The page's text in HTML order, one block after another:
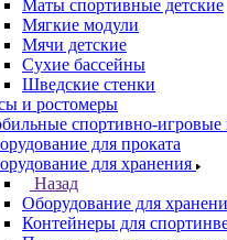
Маты спортивные детские
Мягкие модули
Мячи детские
Сухие бассейны
Шведские стенки
и ростомеры
спортивно-игровые
для проката
для хранения
Назад
Оборудование для
Контейнеры для